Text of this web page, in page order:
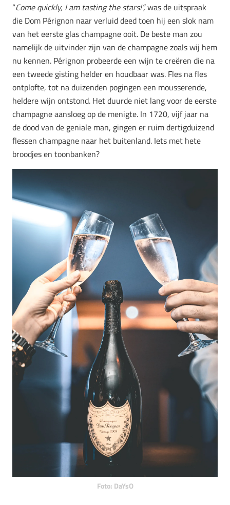
“Come quickly, I am tasting the stars!”,was de uitspraak
die Dom Pérignon naar verluid deed toen hij een slok nam
van het eerste glas champagne ooit. De beste man zou
namelijk de uitvinder zijn van de champagne zoals wij hem
nu kennen. Pérignon probeerde een wijn te creëren die na
een tweede gisting helder en houdbaar was. Fles na fles
ontplofte, tot na duizenden pogingen een mousserende,
heldere wijn ontstond. Het duurde niet lang voor de eerste
champagne aansloeg op de menigte. In 1720, vijf jaar na
de dood van de geniale man, gingen er ruim dertigduizend
flessen champagne naar het buitenland. Iets met hete
broodjes en toonbanken?
Foto: DaYsO